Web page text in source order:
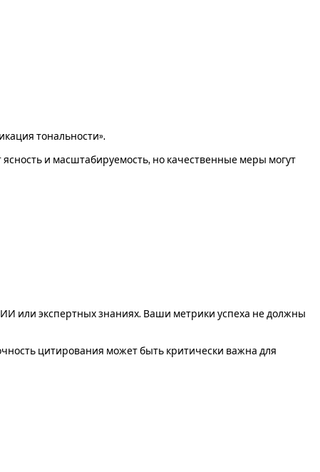
тональности».
и масштабируемость, но качественные меры могут
или экспертных знаниях. Ваши метрики успеха не должны
цитирования может быть критически важна для